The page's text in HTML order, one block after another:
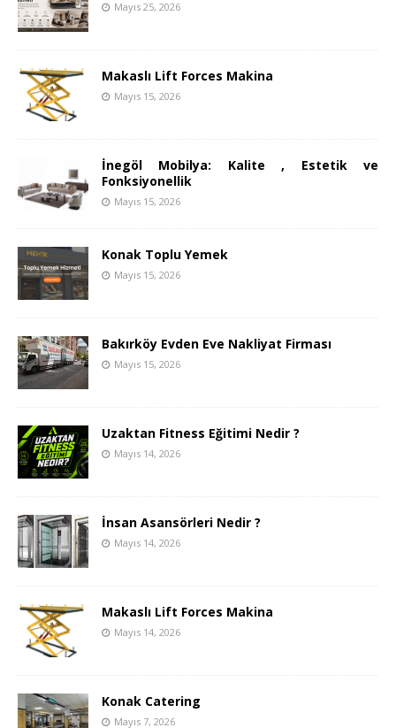
Mayıs 25, 2026
Makaslı Lift Forces Makina
Mayıs 15, 2026
İnegöl Mobilya: Kalite , Estetik ve
Fonksiyonellik
Mayıs 15, 2026
Konak Toplu Yemek
Mayıs 15, 2026
Bakırköy Evden Eve Nakliyat Firması
Mayıs 15, 2026
Uzaktan Fitness Eğitimi Nedir ?
Mayıs 14, 2026
İnsan Asansörleri Nedir ?
Mayıs 14, 2026
Makaslı Lift Forces Makina
Mayıs 14, 2026
Konak Catering
Mayıs 7, 2026